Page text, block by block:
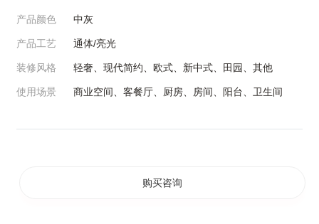
产品颜色 中灰
产品工艺 通体/亮光
装修风格 轻奢、现代简约、欧式、新中式、田园、其他
使用场景 商业空间、客餐厅、厨房、房间、阳台、卫生间
购买咨询